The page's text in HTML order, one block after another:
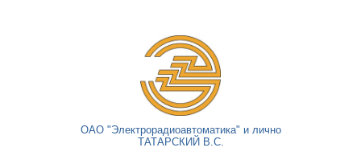
ОАО "Электрорадиоавтоматика" и лично
ТАТАРСКИЙ В.С.